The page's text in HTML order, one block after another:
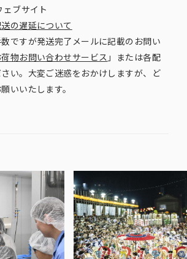
ブサイト
の遅延について
ですが発送完了メールに記載のお問い
物お問い合わせサービス 」または各配
い。大変ご迷惑をおかけしますが、ど
いいたします。